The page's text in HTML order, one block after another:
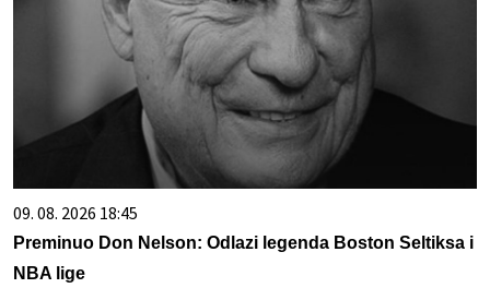
09. 08. 2026 18:45
Preminuo Don Nelson: Odlazi legenda Boston Seltiksa i
NBA lige